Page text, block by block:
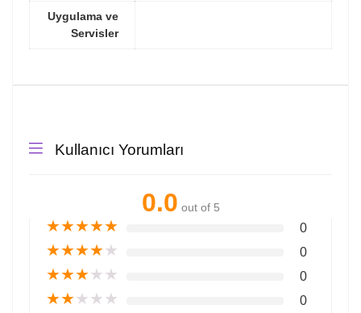
Uygulama ve
Servisler
Kullanıcı Yorumları
0.0 out of 5
★★★★★ 0
★★★★★ 0
★★★★★ 0
★★★★★ 0